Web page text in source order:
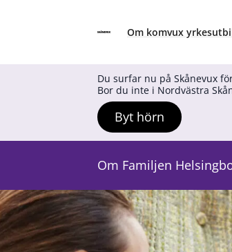
SkånevuxOm komvux
Du surfar nu på Skånevux
Bor du inte i Nordvästra
Byt hörn
Om Familjen